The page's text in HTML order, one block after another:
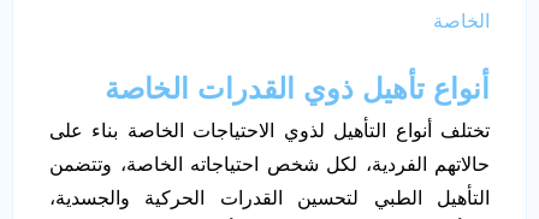
الخاصة
أنواع تأهيل ذوي القدرات الخاصة
تختلف أنواع التأهيل لذوي الاحتياجات الخاصة بناء على
حالاتهم الفردية، لكل شخص احتياجاته الخاصة، وتتضمن
التأهيل الطبي لتحسين القدرات الحركية والجسدية،